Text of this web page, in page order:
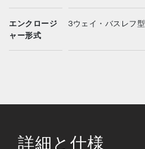
エンクロージ
ャー形式
3ウェイ・バスレフ型
詳細と仕様